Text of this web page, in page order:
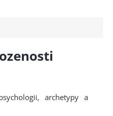
archetypy a